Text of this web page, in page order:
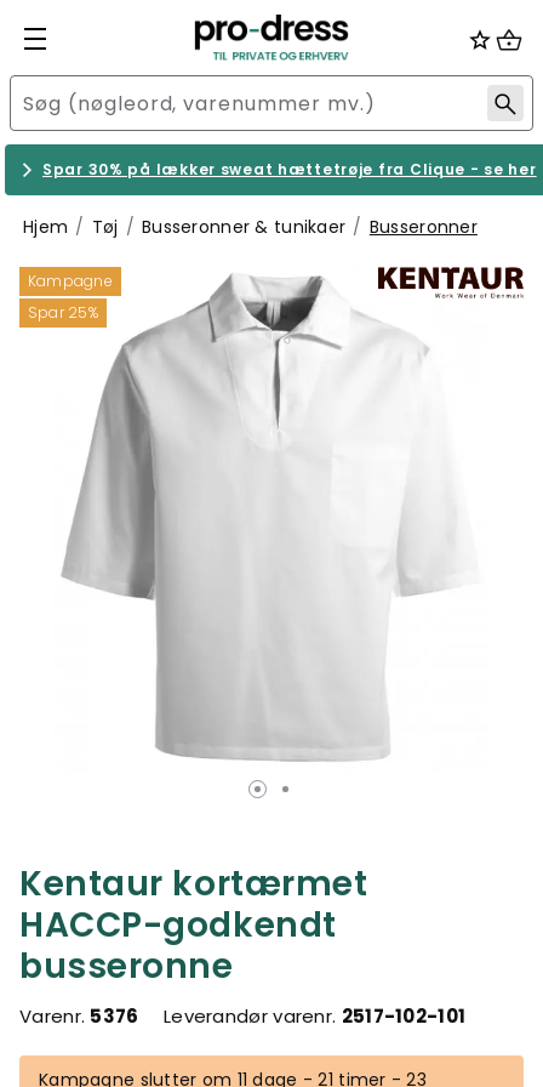
Spar 30% på lækker sweat hættetrøje fra Clique - se her
Hjem Tøj Busseronner & tunikaer Busseronner
Kampagne
Spar 25%
Kentaur kortærmet
HACCP-godkendt
busseronne
Varenr. 5376 Leverandør varenr. 2517-102-101
Kampagne slutter om 11 dage - 21 timer - 23